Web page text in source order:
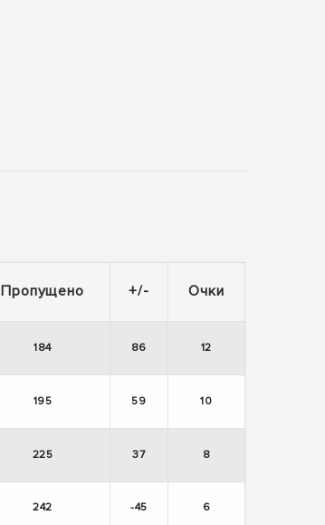
Пропущено +/- Очки
184 86 12
195 59 10
225 37 8
242 -45 6